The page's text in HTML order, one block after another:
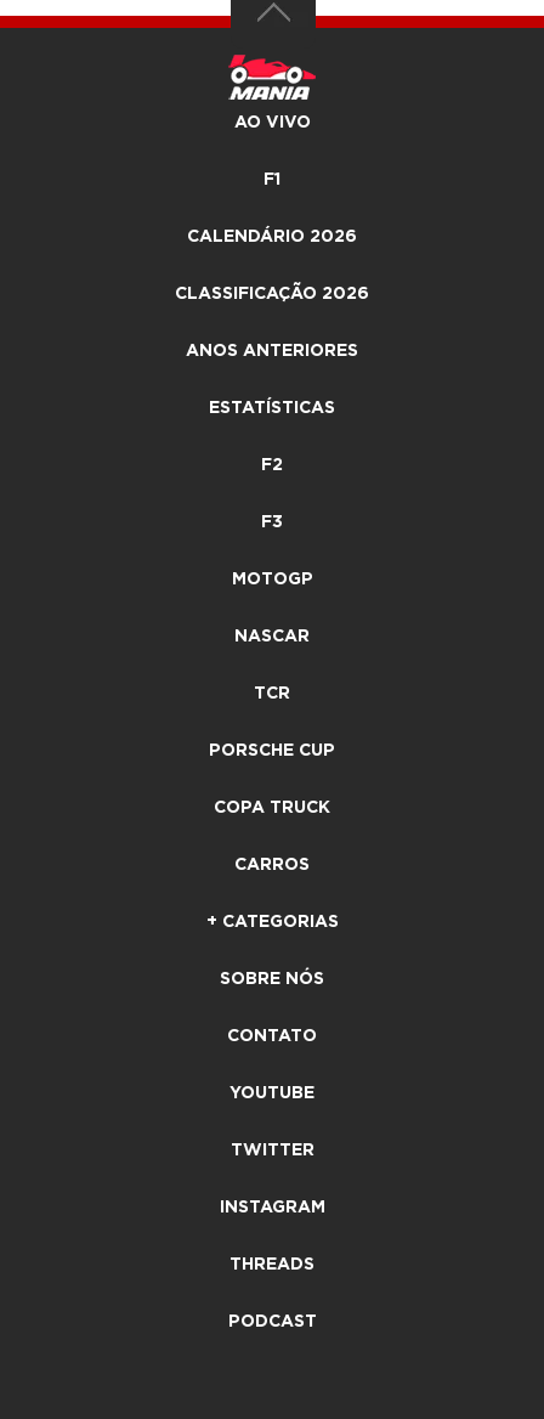
AO VIVO
F1
CALENDÁRIO 2026
CLASSIFICAÇÃO 2026
ANOS ANTERIORES
ESTATÍSTICAS
F2
F3
MOTOGP
NASCAR
TCR
PORSCHE CUP
COPA TRUCK
CARROS
+ CATEGORIAS
SOBRE NÓS
CONTATO
YOUTUBE
TWITTER
INSTAGRAM
THREADS
PODCAST